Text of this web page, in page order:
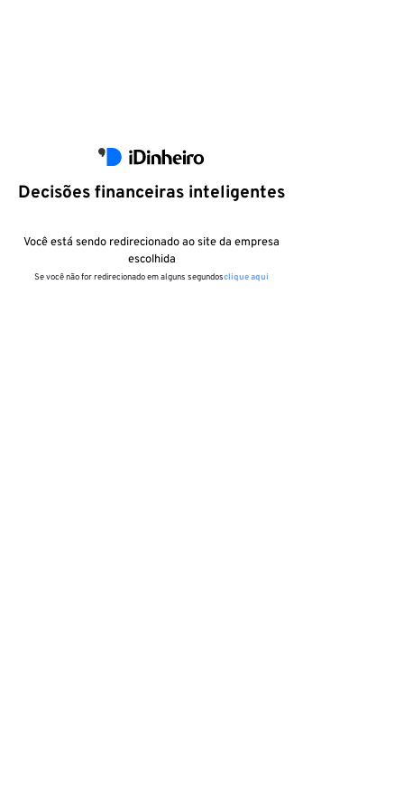
Decisões financeiras inteligentes
Você está sendo redirecionado ao site da empresa
escolhida
Se você não for redirecionado em alguns segundosclique aqui